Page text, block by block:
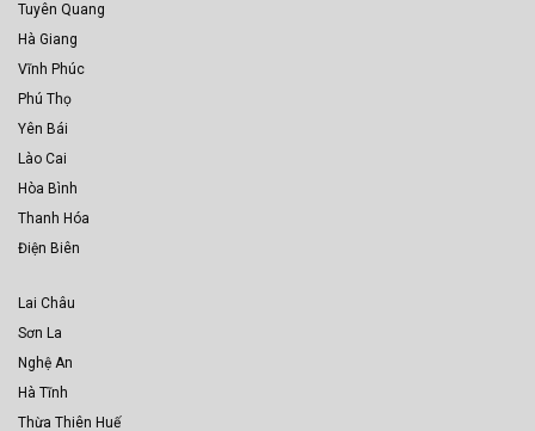
Tuyên Quang
Hà Giang
Vĩnh Phúc
Phú Thọ
Yên Bái
Lào Cai
Hòa Bình
Thanh Hóa
Điện Biên
Lai Châu
Sơn La
Nghệ An
Hà Tĩnh
Thừa Thiên Huế